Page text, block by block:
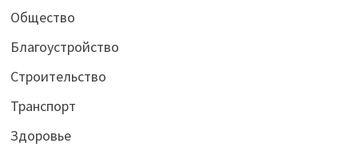
Общество
Благоустройство
Строительство
Транспорт
Здоровье